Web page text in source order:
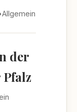
Allgemein
der